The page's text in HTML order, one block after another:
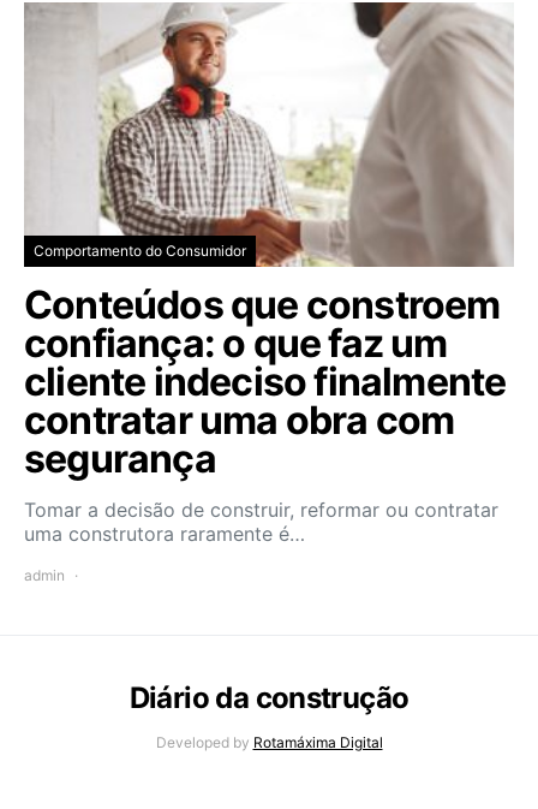
Comportamento do Consumidor
Conteúdos que constroem
confiança: o que faz um
cliente indeciso finalmente
contratar uma obra com
segurança
Tomar a decisão de construir, reformar ou contratar
uma construtora raramente é…
admin
Diário da construção
Developed by Rotamáxima Digital